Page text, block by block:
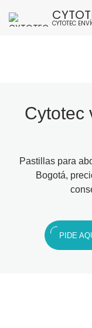
CYTOTEC
Cytotec
Pastillas para
Bogotá,
PIDE